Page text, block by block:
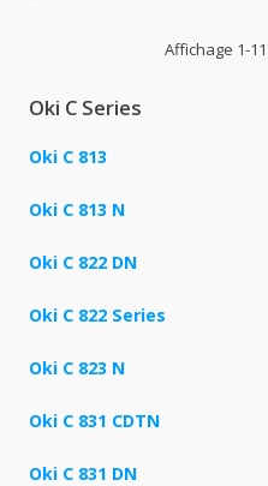
Affichage 1-
Oki C Series
Oki C 813
Oki C 813 N
Oki C 822 DN
Oki C 822 Series
Oki C 823 N
Oki C 831 CDTN
Oki C 831 DN